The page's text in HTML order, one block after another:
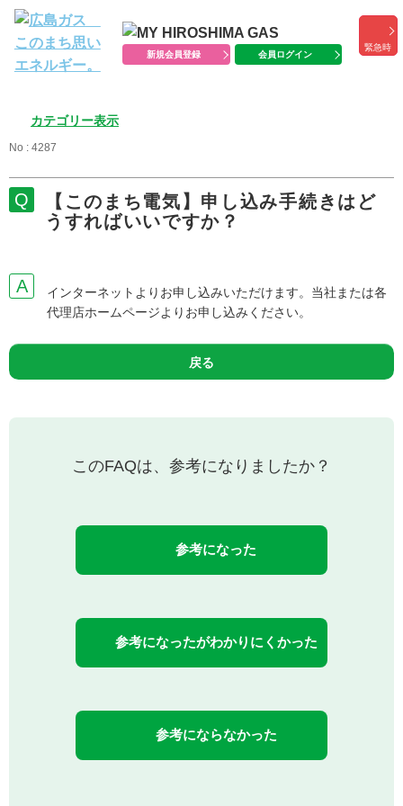
新規会員登録 会員ログイン
緊急時
カテゴリー表示
No : 4287
【このまち電気】申し込み手続きはど
うすればいいですか？
インターネットよりお申し込みいただけます。当社または各
代理店ホームページよりお申し込みください。
戻る
このFAQは、参考になりましたか？
参考になった
参考になったがわかりにくかった
参考にならなかった